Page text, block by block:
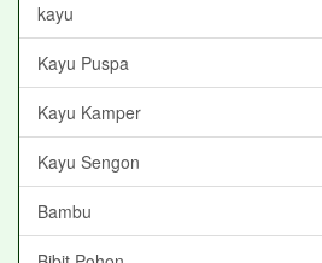
kayu
Kayu Puspa
Kayu Kamper
Kayu Sengon
Bambu